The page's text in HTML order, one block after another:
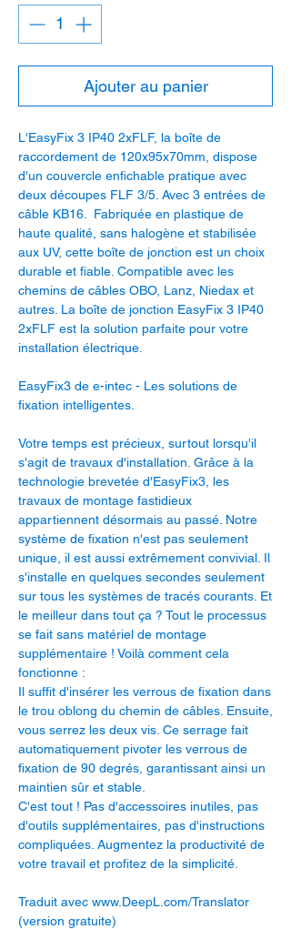
Ajouter au panier
L'EasyFix 3 IP40 2xFLF, la boîte de
raccordement de 120x95x70mm, dispose
d'un couvercle enfichable pratique avec
deux découpes FLF 3/5. Avec 3 entrées de
câble KB16. Fabriquée en plastique de
haute qualité, sans halogène et stabilisée
aux UV, cette boîte de jonction est un choix
durable et fiable. Compatible avec les
chemins de câbles OBO, Lanz, Niedax et
autres. La boîte de jonction EasyFix 3 IP40
2xFLF est la solution parfaite pour votre
installation électrique.
EasyFix3 de e-intec - Les solutions de
fixation intelligentes.
Votre temps est précieux, surtout lorsqu'il
s'agit de travaux d'installation. Grâce à la
technologie brevetée d'EasyFix3, les
travaux de montage fastidieux
appartiennent désormais au passé. Notre
système de fixation n'est pas seulement
unique, il est aussi extrêmement convivial. Il
s'installe en quelques secondes seulement
sur tous les systèmes de tracés courants. Et
le meilleur dans tout ça ? Tout le processus
se fait sans matériel de montage
supplémentaire ! Voilà comment cela
fonctionne :
Il suffit d'insérer les verrous de fixation dans
le trou oblong du chemin de câbles. Ensuite,
vous serrez les deux vis. Ce serrage fait
automatiquement pivoter les verrous de
fixation de 90 degrés, garantissant ainsi un
maintien sûr et stable.
C'est tout ! Pas d'accessoires inutiles, pas
d'outils supplémentaires, pas d'instructions
compliquées. Augmentez la productivité de
votre travail et profitez de la simplicité.
Traduit avec www.DeepL.com/Translator
(version gratuite)